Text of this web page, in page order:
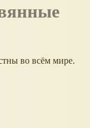
во всём мире.